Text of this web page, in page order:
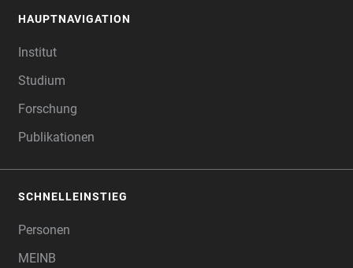
HAUPTNAVIGATION
Institut
Studium
Forschung
Publikationen
SCHNELLEINSTIEG
Personen
MEINB